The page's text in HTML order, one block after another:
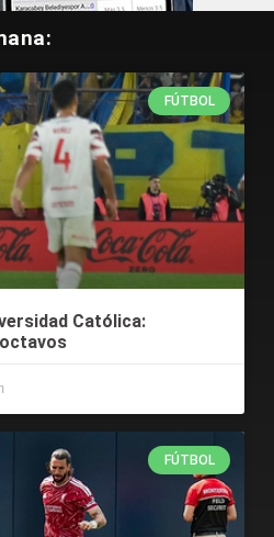
FÚTBOL
Católica:
FÚTBOL